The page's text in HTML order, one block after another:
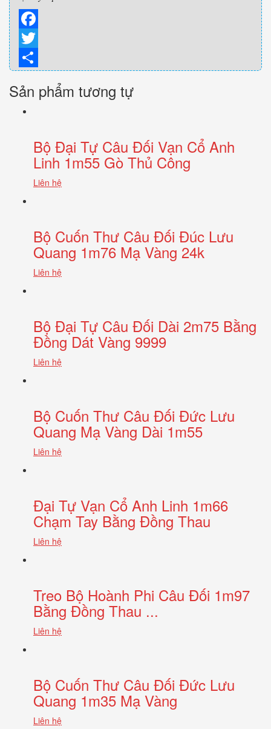
Facebook
Twitter
Sản phẩm tương tự
Bộ Đại Tự Câu Đối Vạn Cổ Anh
Linh 1m55 Gò Thủ Công
Liên hệ
Bộ Cuốn Thư Câu Đối Đúc Lưu
Quang 1m76 Mạ Vàng 24k
Liên hệ
Bộ Đại Tự Câu Đối Dài 2m75 Bằng
Đồng Dát Vàng 9999
Liên hệ
Bộ Cuốn Thư Câu Đối Đức Lưu
Quang Mạ Vàng Dài 1m55
Liên hệ
Đại Tự Vạn Cổ Anh Linh 1m66
Chạm Tay Bằng Đồng Thau
Liên hệ
Treo Bộ Hoành Phi Câu Đối 1m97
Bằng Đồng Thau ...
Liên hệ
Bộ Cuốn Thư Câu Đối Đức Lưu
Quang 1m35 Mạ Vàng
Liên hệ